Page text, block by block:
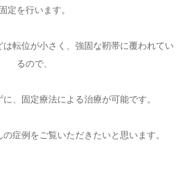
固定を行います。
転位が小さく、強固な靭帯に覆われてい
るので、
、固定療法による治療が可能です。
症例をご覧いただきたいと思います。